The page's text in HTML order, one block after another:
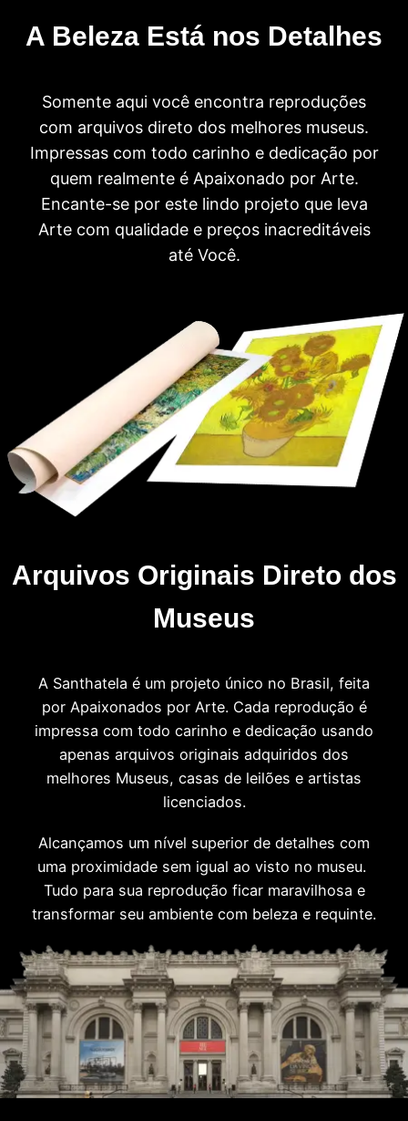
A Beleza Está nos Detalhes
Somente aqui você encontra reproduções
com arquivos direto dos melhores museus.
Impressas com todo carinho e dedicação por
quem realmente é Apaixonado por Arte.
Encante-se por este lindo projeto que leva
Arte com qualidade e preços inacreditáveis
até Você.
Arquivos Originais Direto dos
Museus
A Santhatela é um projeto único no Brasil, feita
por Apaixonados por Arte. Cada reprodução é
impressa com todo carinho e dedicação usando
apenas arquivos originais adquiridos dos
melhores Museus, casas de leilões e artistas
licenciados.
Alcançamos um nível superior de detalhes com
uma proximidade sem igual ao visto no museu.
Tudo para sua reprodução ficar maravilhosa e
transformar seu ambiente com beleza e requinte.